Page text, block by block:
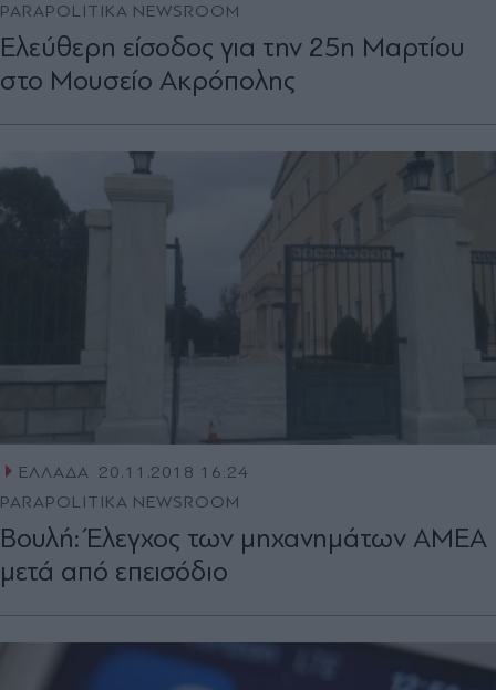
PARAPOLITIKA NEWSROOM
Ελεύθερη είσοδος για την 25η Μαρτίου
στο Μουσείο Ακρόπολης
ΕΛΛΑΔΑ 20.11.2018 16:24
PARAPOLITIKA NEWSROOM
Βουλή: Έλεγχος των μηχανημάτων ΑΜΕΑ
μετά από επεισόδιο